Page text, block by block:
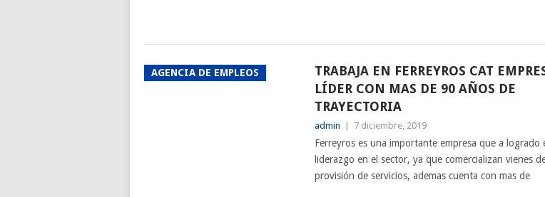
AGENCIA DE EMPLEOS
TRABAJA EN FERREYROS CAT
LÍDER CON MAS DE 90 AÑOS DE
TRAYECTORIA
admin 7 diciembre, 2019
Ferreyros es una importante empresa que a logrado
liderazgo en el sector, ya que comercializan vienes
provisión de servicios, ademas cuenta con mas de